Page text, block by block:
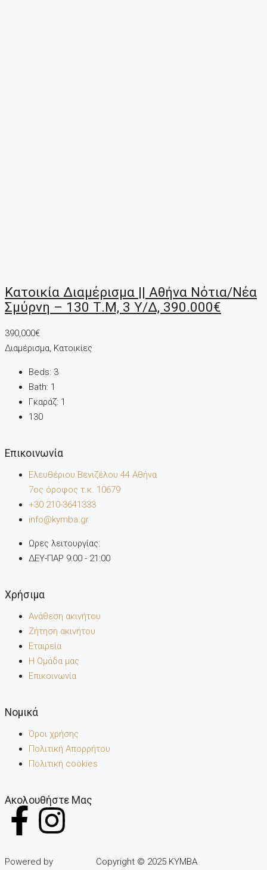
Κατοικία Διαμέρισμα || Αθήνα Νότια/Νέα
Σμύρνη – 130 Τ.μ, 3 Υ/Δ, 390.000€
390,000€
Διαμέρισμα, Κατοικίες
Beds: 3
Bath: 1
Γκαράζ: 1
130
Επικοινωνία
Ελευθέριου Βενιζέλου 44 Αθήνα
7oς όροφος τ.κ. 10679
+30 210-3641333
info@kymba.gr
Ωρες λειτουργίας:
ΔΕΥ-ΠΑΡ 9:00 - 21:00
Χρήσιμα
Ανάθεση ακινήτου
Ζήτηση ακινήτου
Εταιρεία
Η Ομάδα μας
Επικοινωνία
Noμικά
Όροι χρήσης
Πολιτική Απορρήτου
Πολιτική cookies
Ακολουθήστε Μας
Powered by Copyright © 2025 KYMBA